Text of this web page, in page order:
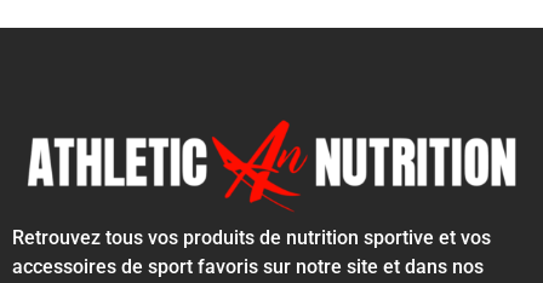
Retrouvez tous vos produits de nutrition sportive et vos
accessoires de sport favoris sur notre site et dans nos